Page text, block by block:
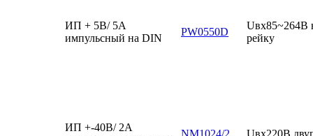
ИП + 5В/ 5А
импульсный на DIN
PW0550D
Uвх85~264В
рейку
ИП +-40В/ 2А
NM1024/2 Uвх220В